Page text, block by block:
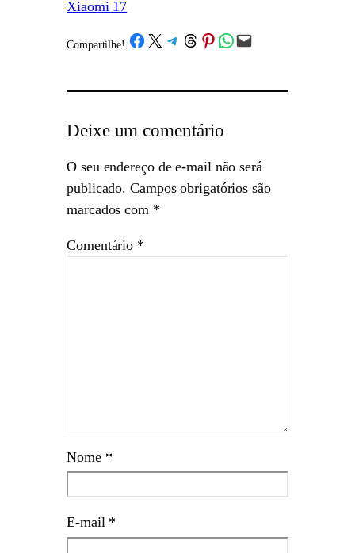
Xiaomi 17
Compartilhe! /Share on Facebook
Share on X Share on Telegram
Share on Threads
Share on Pinterest
Share on WhatsApp
Email this Page
Deixe um comentário
O seu endereço de e-mail não será
publicado. Campos obrigatórios são
marcados com *
Comentário *
Nome *
E-mail *